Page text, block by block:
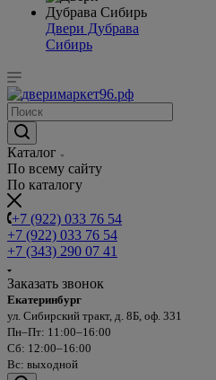
Двери Дубрава
Сибирь
Каталог
По всему сайту
По каталогу
+7 (922) 033 76 54
+7 (922) 033 76 54
+7 (343) 290 07 41
Заказать звонок
Екатеринбург
ул. Сибирский тракт, д. 8Б, оф. 331
Пн–Пт: 11:00–16:00
Сб: 12:00–16:00
Вс: выходной